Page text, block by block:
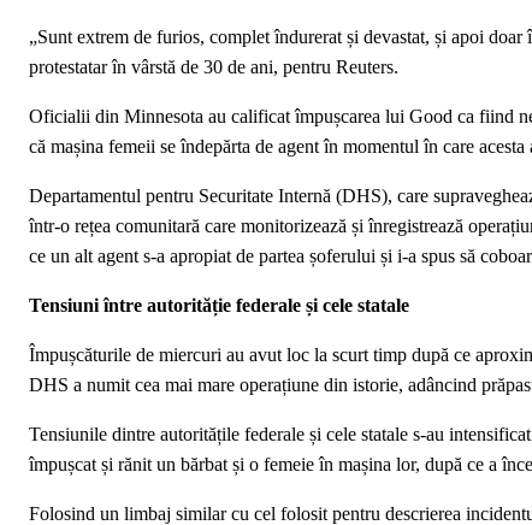
„Sunt extrem de furios, complet îndurerat și devastat, și apoi
protestatar în vârstă de 30 de ani, pentru Reuters.
Oficialii din Minnesota au calificat împușcarea lui Good ca fiind
că mașina femeii se îndepărta de agent în momentul în care acesta
Departamentul pentru Securitate Internă (DHS), care
într-o rețea comunitară care monitorizează și înregistrează
ce un alt agent s-a apropiat de partea șoferului și i-a spus să
Tensiuni între autorităție federale și cele statale
Împușcăturile de miercuri au avut loc la scurt timp după ce
DHS a numit cea mai mare operațiune din istorie, adâncind
Tensiunile dintre autoritățile federale și cele statale s-au
împușcat și rănit un bărbat și o femeie în mașina lor, după ce a
Folosind un limbaj similar cu cel folosit pentru descrierea